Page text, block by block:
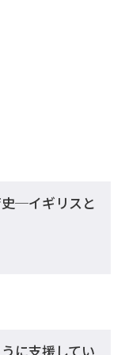
史─イギリスと
に支援してい